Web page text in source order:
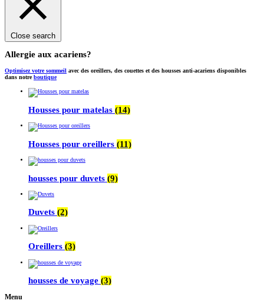
Close search
Allergie aux acariens?
Optimisez votre sommeil avec des oreillers, des couettes et des housses anti-acariens disponibles
dans notreboutique
Housses pour matelas (14)
Housses pour oreillers (11)
housses pour duvets (9)
Duvets (2)
Oreillers (3)
housses de voyage (3)
Menu